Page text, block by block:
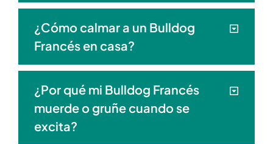
¿Cómo calmar a un Bulldog
Francés en casa?
¿Por qué mi Bulldog Francés
muerde o gruñe cuando se
excita?